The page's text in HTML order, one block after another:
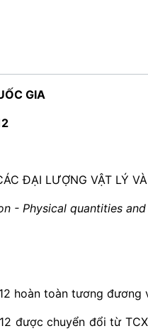
GIA
ĐẠI LƯỢNG VẬT LÝ
- Physical quantities
hoàn toàn tương đương
được chuyển đổi từ